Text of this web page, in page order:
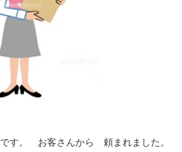
す。 お客さんから 頼まれました。